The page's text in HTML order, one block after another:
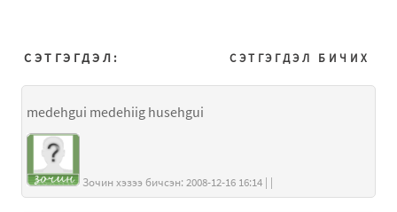
СЭТГЭГДЭЛ БИЧИХ
СЭТГЭГДЭЛ:
medehgui medehiig husehgui
Зочин хэзээ бичсэн: 2008-12-16 16:14 | |